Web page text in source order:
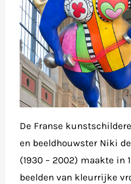
De Franse
en beeldhouwster Niki
(1930 – 2002) maakte in
beelden van kleurrijke